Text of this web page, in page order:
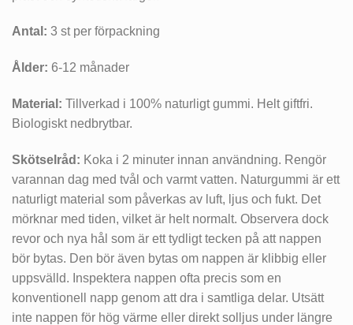
Antal: 3 st per förpackning
Ålder: 6-12 månader
Material: Tillverkad i 100% naturligt gummi. Helt giftfri.
Biologiskt nedbrytbar.
Skötselråd: Koka i 2 minuter innan användning. Rengör
varannan dag med tvål och varmt vatten. Naturgummi är ett
naturligt material som påverkas av luft, ljus och fukt. Det
mörknar med tiden, vilket är helt normalt. Observera dock
revor och nya hål som är ett tydligt tecken på att nappen
bör bytas. Den bör även bytas om nappen är klibbig eller
uppsvälld. Inspektera nappen ofta precis som en
konventionell napp genom att dra i samtliga delar. Utsätt
inte nappen för hög värme eller direkt solljus under längre